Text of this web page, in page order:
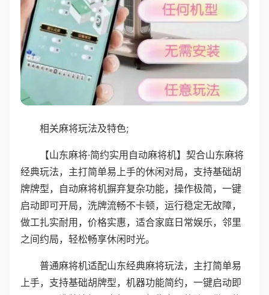
相关麻将玩法及特色;
【山东麻将·简约实用自动麻将机】契合山东麻将
经典玩法，主打简单易上手的休闲对局，支持基础胡
牌牌型，自动麻将机摒弃复杂功能，操作极简，一键
启动即可开局，洗牌流畅不卡顿，运行稳定无故障，
做工扎实耐用，价格实惠，适合家庭日常娱乐，邻里
之间约局，轻松畅享休闲时光。
普通麻将机适配山东经典麻将玩法，主打简单易
上手，支持基础胡牌型，机器功能简约，一键启动即